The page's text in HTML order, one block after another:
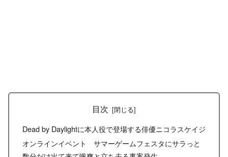
目次
Dead by Daylightに本人役で登場する俳優ニコラスケイジ
オンラインイベント サマーゲームフェスタにサラっと